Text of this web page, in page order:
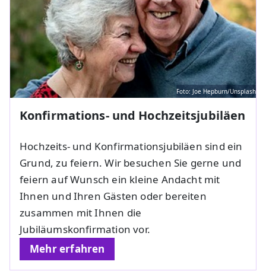
Foto: Joe Hepburn/Unsplash
Konfirmations- und Hochzeitsjubiläen
Hochzeits- und Konfirmationsjubiläen sind ein
Grund, zu feiern. Wir besuchen Sie gerne und
feiern auf Wunsch ein kleine Andacht mit
Ihnen und Ihren Gästen oder bereiten
zusammen mit Ihnen die
Jubiläumskonfirmation vor.
Mehr erfahren